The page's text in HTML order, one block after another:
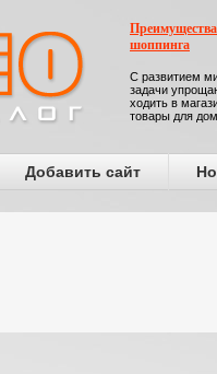
шоппинга
С развитием
задачи
ходить в
товары для
Добавить сайт